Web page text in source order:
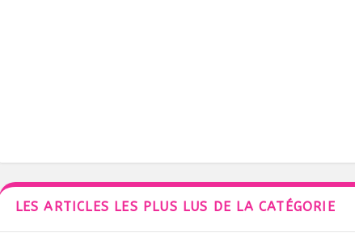
LES ARTICLES LES PLUS LUS DE LA CATÉGORIE